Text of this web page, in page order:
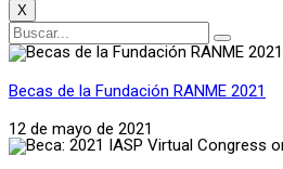
X
Becas de la Fundación RANME 2021
12 de mayo de 2021